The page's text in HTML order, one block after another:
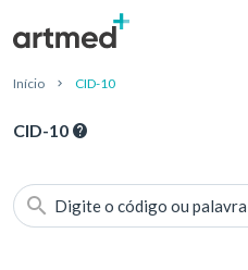
Início CID-10
CID-10
Digite o código ou